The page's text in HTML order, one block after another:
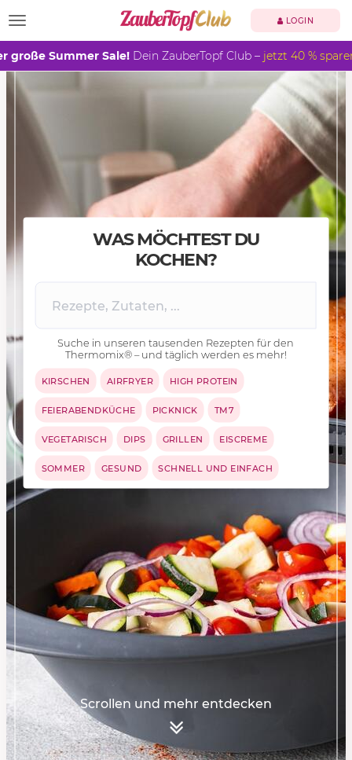
TOGGLE NAVIGATION LOGIN
große Summer Sale! Dein ZauberTopf Club – jetzt 40 %
WAS MÖCHTEST DU
KOCHEN?
Suche in unseren tausenden Rezepten für den
Thermomix® – und täglich werden es mehr!
KIRSCHEN AIRFRYER HIGH PROTEIN
FEIERABENDKÜCHE PICKNICK TM7
VEGETARISCH DIPS GRILLEN EISCREME
SOMMER GESUND SCHNELL UND EINFACH
Scrollen und mehr entdecken